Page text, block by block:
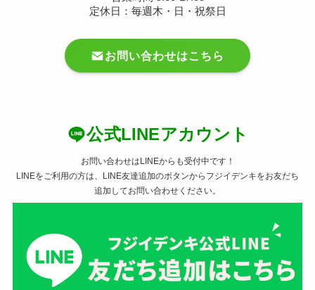
定休日：毎週木・日・祝祭日
お問い合わせはこちら
公式LINEアカウント
お問い合わせはLINEからも受付中です！
LINEをご利用の方は、LINE友達追加のボタンからフジイデンキをお友だち
追加してお問い合わせください。